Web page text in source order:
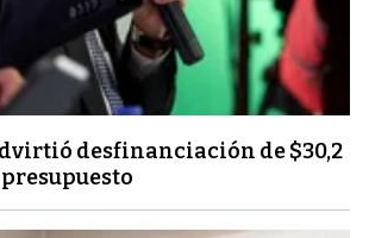
desfinanciación de $30,2